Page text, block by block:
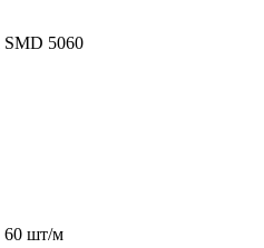
SMD 5060
60 шт/м